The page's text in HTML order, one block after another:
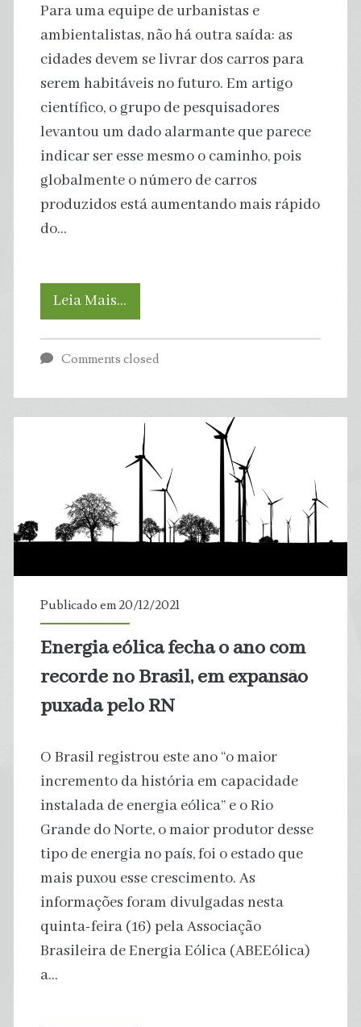
Para uma equipe de urbanistas e
ambientalistas, não há outra saída: as
cidades devem se livrar dos carros para
serem habitáveis no futuro. Em artigo
científico, o grupo de pesquisadores
levantou um dado alarmante que parece
indicar ser esse mesmo o caminho, pois
globalmente o número de carros
produzidos está aumentando mais rápido
do…
Leia Mais…
Precisam
Carro
Sobreviver
Comments closed
Publicado em 20/12/2021
Energia eólica fecha o ano com
recorde no Brasil, em expansão
puxada pelo RN
O Brasil registrou este ano “o maior
incremento da história em capacidade
instalada de energia eólica” e o Rio
Grande do Norte, o maior produtor desse
tipo de energia no país, foi o estado que
mais puxou esse crescimento. As
informações foram divulgadas nesta
quinta-feira (16) pela Associação
Brasileira de Energia Eólica (ABEEólica)
a…